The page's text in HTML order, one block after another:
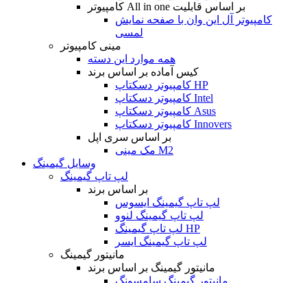
کامپیوتر All in one بر اساس قابلیت
کامپیوتر آل این وان با صفحه نمایش
لمسی
مینی کامپیوتر
همه موارد این دسته
کیس آماده بر اساس برند
کامپیوتر دسکتاپ HP
کامپیوتر دسکتاپ Intel
کامپیوتر دسکتاپ Asus
کامپیوتر دسکتاپ Innovers
بر اساس سری اپل
مک مینی M2
وسایل گیمینگ
لپ تاپ گیمینگ
بر اساس برند
لپ تاپ گیمینگ ایسوس
لپ تاپ گیمینگ لنوو
لپ تاپ گیمینگ HP
لپ تاپ گیمینگ ایسر
مانیتور گیمینگ
مانیتور گیمینگ بر اساس برند
مانیتور گیمینگ سامسونگ